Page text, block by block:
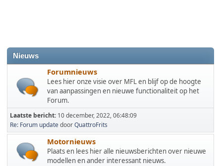
Nieuws
Forumnieuws
Lees hier onze visie over MFL en blijf op de hoogte
van aanpassingen en nieuwe functionaliteit op het
Forum.
Laatste bericht: 10 december, 2022, 06:48:09
Re: Forum updatedoorQuattroFrits
Motornieuws
Plaats en lees hier alle nieuwsberichten over nieuwe
modellen en ander interessant nieuws.